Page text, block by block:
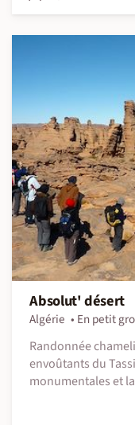
Absolut' désert
Algérie En petit
Randonnée
envoûtants du
monumentales et